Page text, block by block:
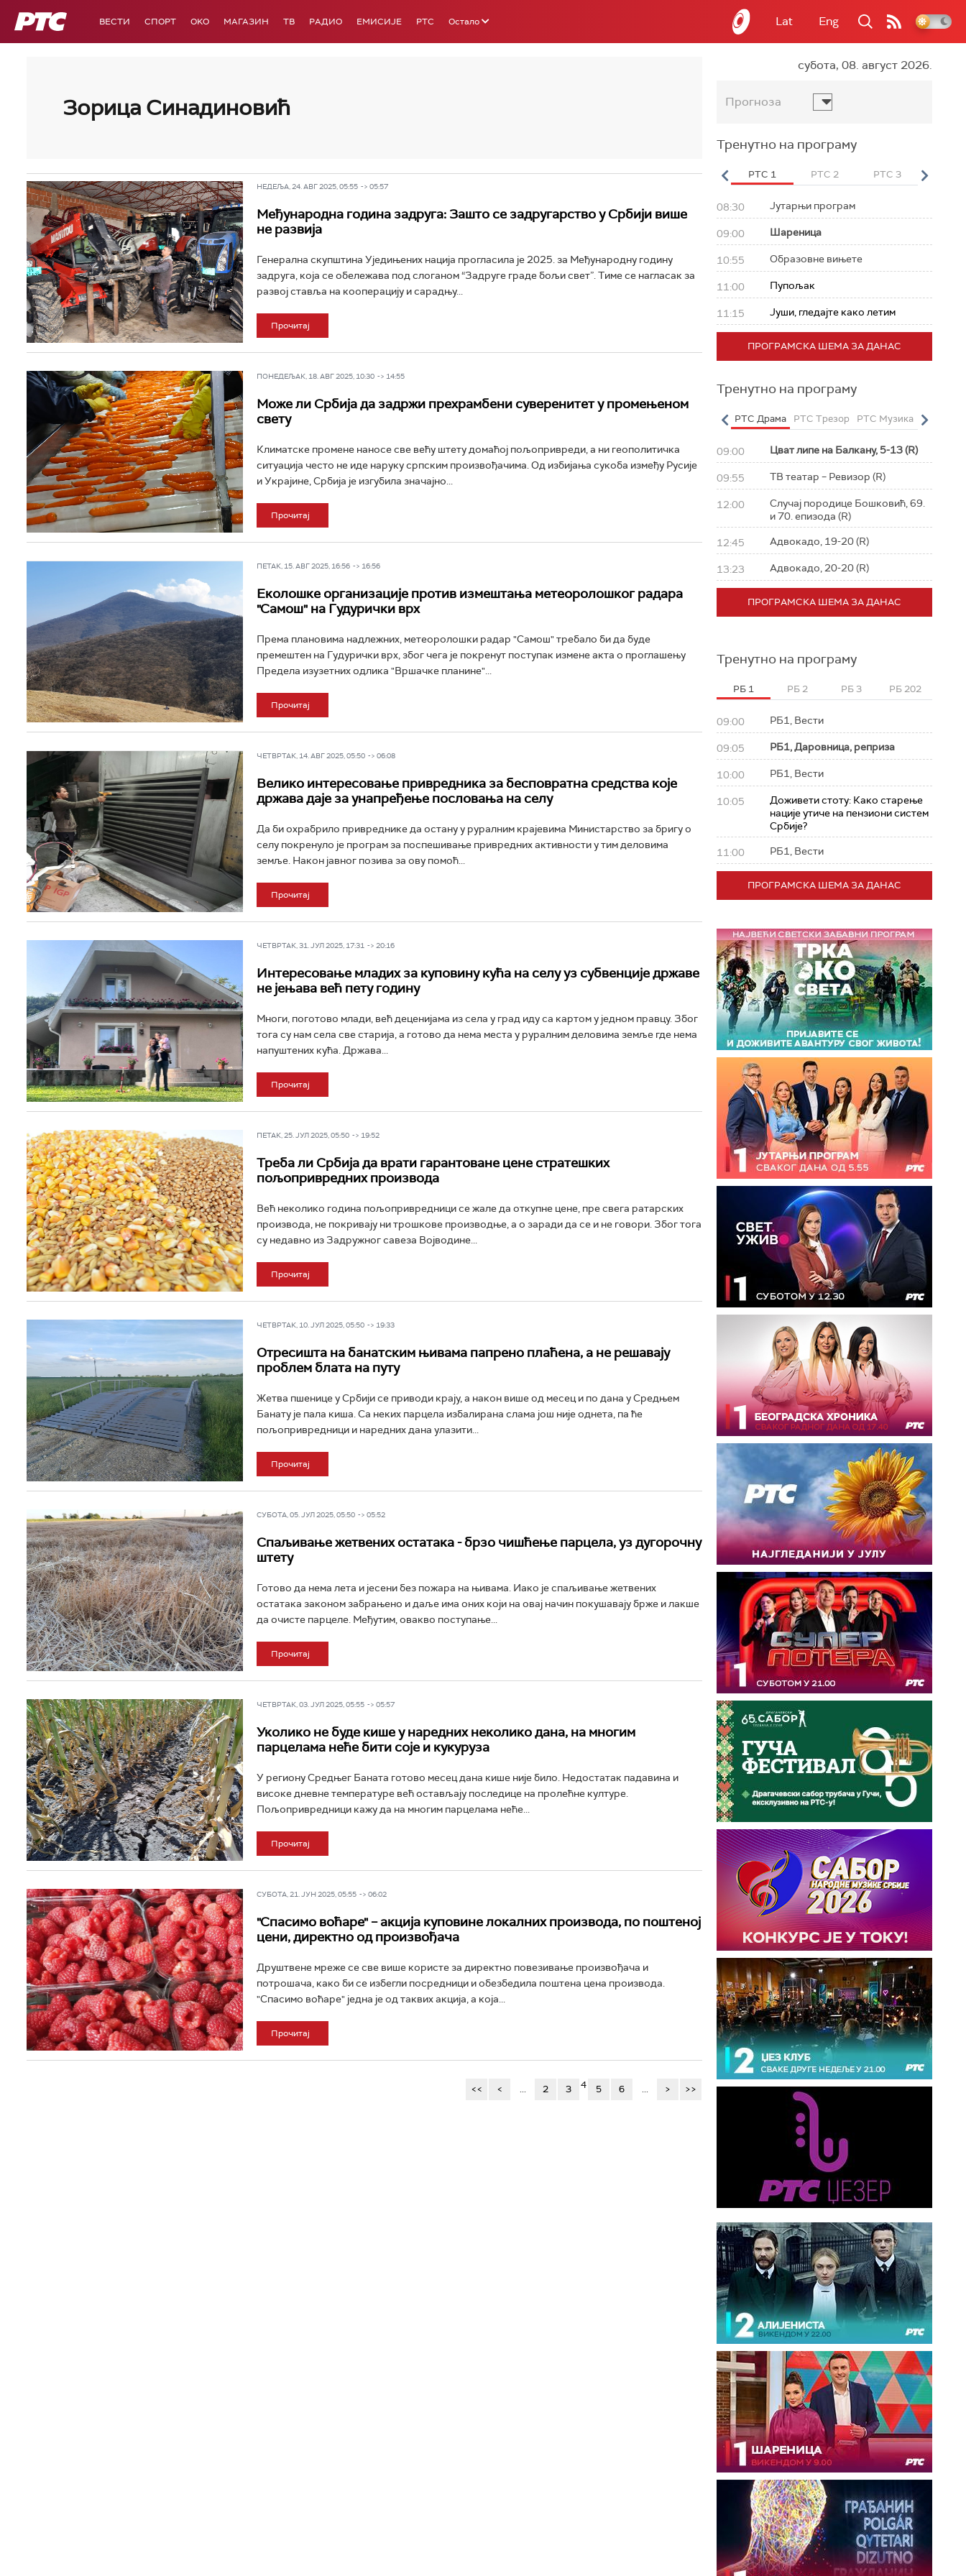
РТС ВЕСТИ СПОРТ OKO МАГАЗИН ТВ РАДИО ЕМИСИЈЕ РТС Остало Lat Eng
Зорица Синадиновић
НЕДЕЉА, 24. АВГ 2025, 05:55 -> 05:57
Међународна година задруга: Зашто се задругарство у Србији више
не развија
Генерална скупштина Уједињених нација прогласила је 2025. за Међународну годину
задруга, која се обележава под слоганом “Задруге граде бољи свет”. Тиме се нагласак за
развој ставља на кооперацију и сарадњу...
Прочитај
ПОНЕДЕЉАК, 18. АВГ 2025, 10:30 -> 14:55
Може ли Србија да задржи прехрамбени суверенитет у промењеном
свету
Климатске промене наносе све већу штету домаћој пољопривреди, а ни геополитичка
ситуација често не иде наруку српским произвођачима. Од избијања сукоба између Русије
и Украјине, Србија је изгубила значајно...
Прочитај
ПЕТАК, 15. АВГ 2025, 16:56 -> 16:56
Еколошке организације против измештања метеоролошког радара
"Самош" на Гудурички врх
Према плановима надлежних, метеоролошки радар "Самош" требало би да буде
премештен на Гудурички врх, због чега је покренут поступак измене акта о проглашењу
Предела изузетних одлика "Вршачке планине"...
Прочитај
ЧЕТВРТАК, 14. АВГ 2025, 05:50 -> 06:08
Велико интересовање привредника за бесповратна средства које
држава даје за унапређење пословања на селу
Да би охрабрило привреднике да остану у руралним крајевима Министарство за бригу о
селу покренуло је програм за поспешивање привредних активности у тим деловима
земље. Након јавног позива за ову помоћ...
Прочитај
ЧЕТВРТАК, 31. ЈУЛ 2025, 17:31 -> 20:16
Интересовање младих за куповину кућа на селу уз субвенције државe
не јењава већ пету годину
Многи, поготово млади, већ деценијама из села у град иду са картом у једном правцу. Због
тога су нам села све старија, а готово да нема места у руралним деловима земље где нема
напуштених кућа. Држава...
Прочитај
ПЕТАК, 25. ЈУЛ 2025, 05:50 -> 19:52
Треба ли Србија да врати гарантоване цене стратешких
пољопривредних производа
Већ неколико година пољопривредници се жале да откупне цене, пре свега ратарских
производа, не покривају ни трошкове производње, а о заради да се и не говори. Због тога
су недавно из Задружног савеза Војводине...
Прочитај
ЧЕТВРТАК, 10. ЈУЛ 2025, 05:50 -> 19:33
Отресишта на банатским њивама папрено плаћена, а не решавају
проблем блата на путу
Жетва пшенице у Србији се приводи крају, а након више од месец и по дана у Средњем
Банату је пала киша. Са неких парцела избалирана слама још није однета, па ће
пољопривредници и наредних дана улазити...
Прочитај
СУБОТА, 05. ЈУЛ 2025, 05:50 -> 05:52
Спаљивање жетвених остатака - брзо чишћење парцела, уз дугорочну
штету
Готово да нема лета и јесени без пожара на њивама. Иако је спаљивање жетвених
остатака законом забрањено и даље има оних који на овај начин покушавају брже и лакше
да очисте парцеле. Међутим, овакво поступање...
Прочитај
ЧЕТВРТАК, 03. ЈУЛ 2025, 05:55 -> 05:57
Уколико не буде кише у наредних неколико дана, на многим
парцелама неће бити соје и кукуруза
У региону Средњег Баната готово месец дана кише није било. Недостатак падавина и
високе дневне температуре већ остављају последице на пролећне културе.
Пољопривредници кажу да на многим парцелама неће...
Прочитај
СУБОТА, 21. ЈУН 2025, 05:55 -> 06:02
"Спасимо воћаре" – aкција купoвине локалних производа, по поштеној
цени, директно од произвођача
Друштвене мреже се све више користе за директно повезивање произвођача и
потрошача, како би се избегли посредници и обезбедила поштена цена производа.
"Спасимо воћаре" једна је од таквих акција, а која...
Прочитај
<< < ... 2 3 4 5 6 ... > >>
субота, 08. август 2026.
Прогноза
Тренутно на програму
РТС 3 РТС Свет РТС HD РТС 1 РТС 2 РТС 3 РТС
08:30 Јутарњи програм
09:00 Шареница
10:55 Образовне вињете
11:00 Пупољак
11:15 Јуши, гледајте како летим
ПРОГРАМСКА ШЕМА ЗА ДАНАС
Тренутно на програму
РТС Полетарац РТС Драма РТС Трезор РТС Музика РТС
09:00 Цват липе на Балкану, 5-13 (R)
09:55 ТВ театар – Ревизор (R)
12:00
Случај породице Бошковић, 69.
и 70. епизода (R)
12:45 Адвокадо, 19-20 (R)
13:23 Адвокадо, 20-20 (R)
ПРОГРАМСКА ШЕМА ЗА ДАНАС
Тренутно на програму
РБ 1 РБ 2 РБ 3 РБ 202
09:00 РБ1, Вести
09:05 РБ1, Даровница, реприза
10:00 РБ1, Вести
10:05
Доживети стоту: Како старење
нације утиче на пензиони систем
Србије?
11:00 РБ1, Вести
ПРОГРАМСКА ШЕМА ЗА ДАНАС